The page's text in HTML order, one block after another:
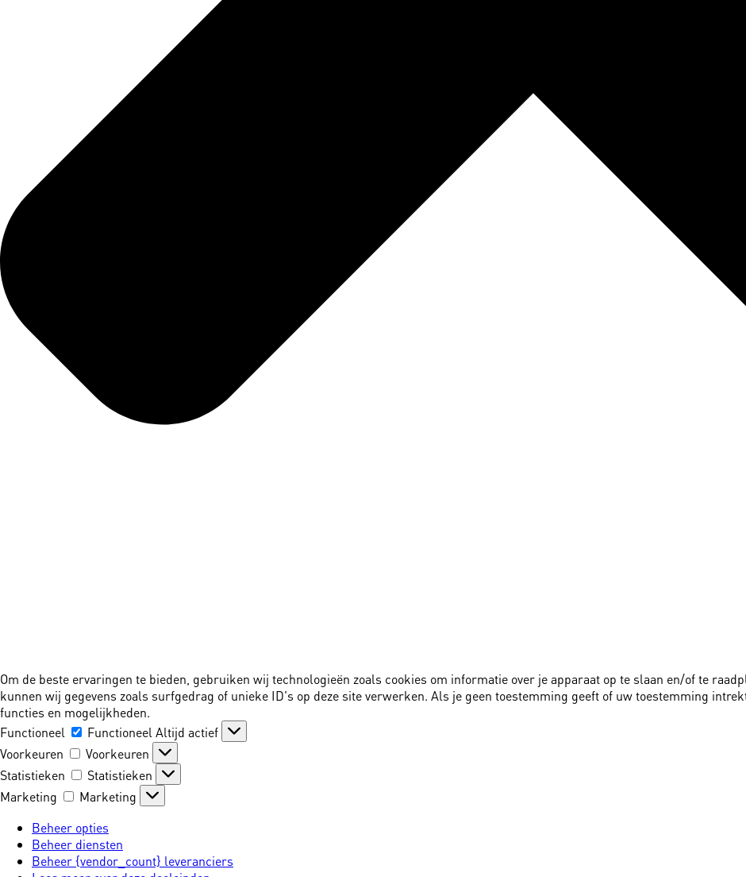
Om de beste ervaringen te bieden, gebruiken wij technologieën zoals cookies om informatie over je apparaat op te slaan en/of te
kunnen wij gegevens zoals surfgedrag of unieke ID's op deze site verwerken. Als je geen toestemming geeft of uw toestemming
functies en mogelijkheden.
Functioneel
Functioneel Altijd actief
Voorkeuren
Voorkeuren
Statistieken
Statistieken
Marketing
Marketing
Beheer opties
Beheer diensten
Beheer {vendor_count} leveranciers